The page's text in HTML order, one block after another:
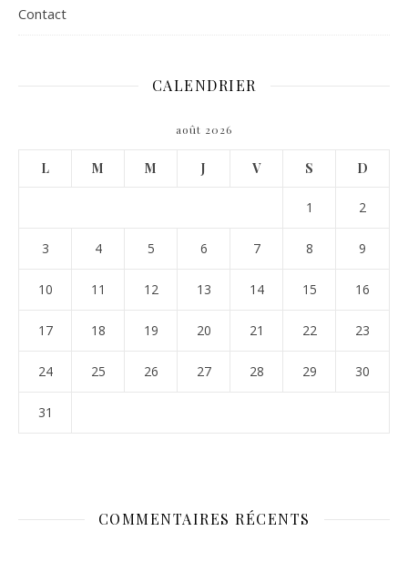
Contact
CALENDRIER
août 2026
L M M J V S D
1 2
3 4 5 6 7 8 9
10 11 12 13 14 15 16
17 18 19 20 21 22 23
24 25 26 27 28 29 30
31
COMMENTAIRES RÉCENTS